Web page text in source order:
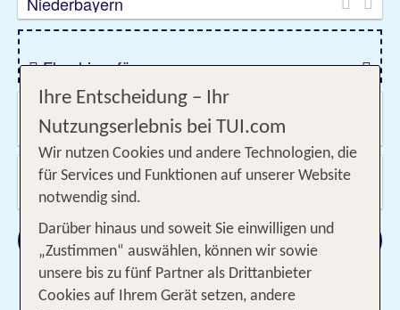
Privattransfer
Zusatzleistungen
Flug hinzufügen
Wann & wie lange?
08.09.2026 - 08.10.2026, 1 Woche
Wer reist mit?
2 Erwachsene
Suchen
Ihre Entscheidung – Ihr
Nutzungserlebnis bei TUI.com
Wir nutzen Cookies und andere Technologien, die
für Services und Funktionen auf unserer Website
notwendig sind.
Darüber hinaus und soweit Sie einwilligen und
„Zustimmen“ auswählen, können wir sowie
unsere bis zu fünf Partner als Drittanbieter
Cookies auf Ihrem Gerät setzen, andere